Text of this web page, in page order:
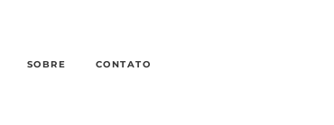
SOBRE CONTATO